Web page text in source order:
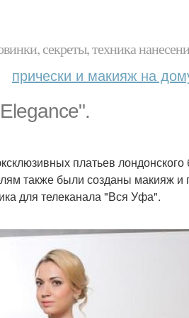
секреты, техника
прически и макияж на
платьев
также были созданы макияж и
для телеканала "Вся Уфа".